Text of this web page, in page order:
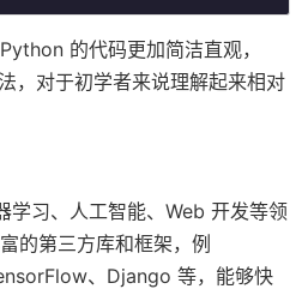
的代码更加简洁直观，
，对于初学者来说理解起来相对
学习、人工智能、Web 开发等领
的第三方库和框架，例
、Django 等，能够快